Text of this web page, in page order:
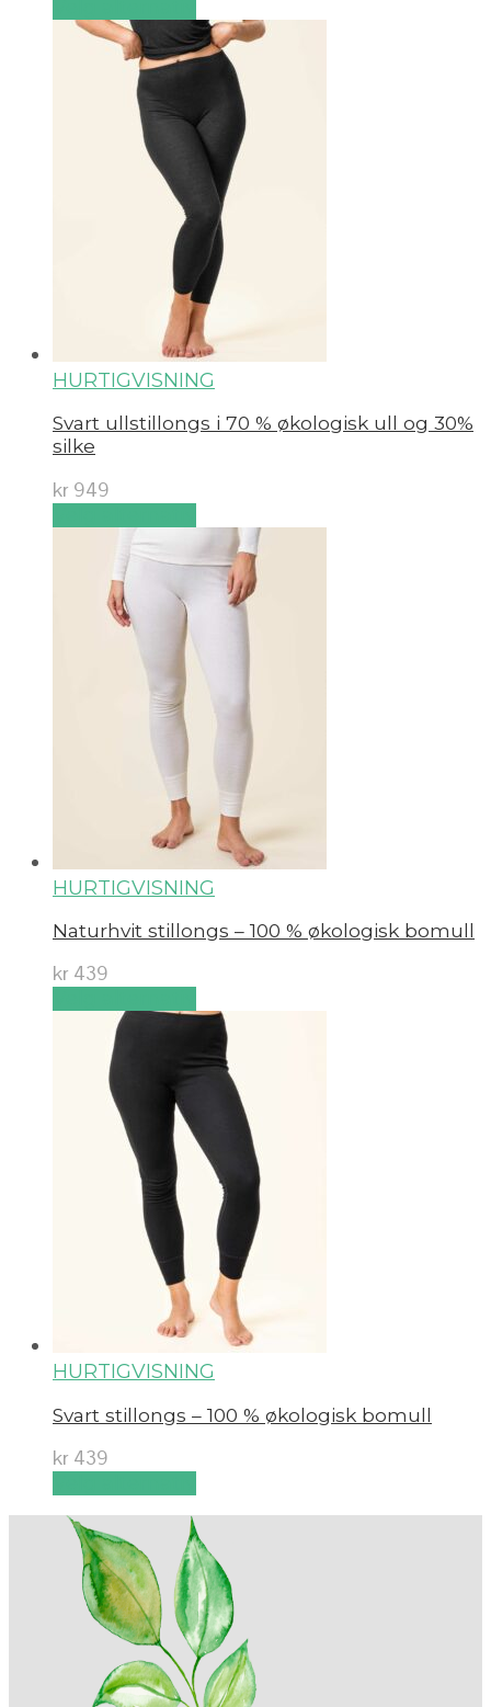
HURTIGVISNING
Svart ullstillongs i 70 % økologisk ull og 30%
silke
kr 949
HURTIGVISNING
Naturhvit stillongs – 100 % økologisk bomull
kr 439
HURTIGVISNING
Svart stillongs – 100 % økologisk bomull
kr 439